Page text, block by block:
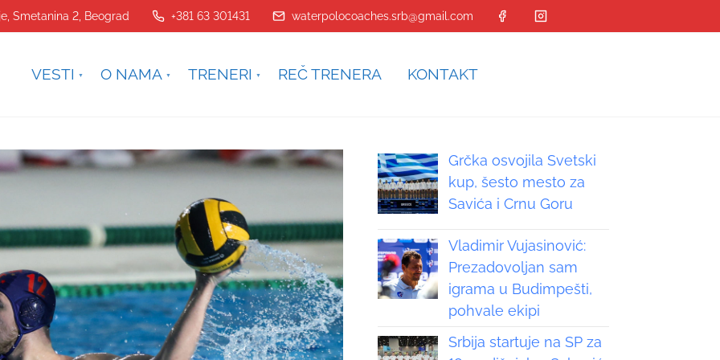
Smetanina 2, Beograd +381 63 301431 waterpolocoaches.srb@gmail.com
VESTI O NAMA TRENERI REČ TRENERA KONTAKT
Grčka osvojila Svetski
kup, šesto mesto za
Savića i Crnu Goru
Vladimir Vujasinović:
Prezadovoljan sam
igrama u Budimpešti,
pohvale ekipi
Srbija startuje na SP za